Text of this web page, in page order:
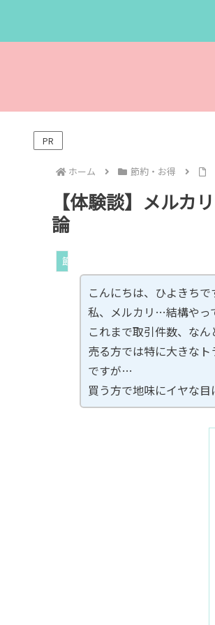
PR
ホーム 節約・お得
【体験談】メルカ
論
節約・お得
こんにちは、ひよきちで
私、メルカリ…結構やっ
これまで取引件数、なん
売る方では特に大きなト
ですが…
買う方で地味にイヤな目